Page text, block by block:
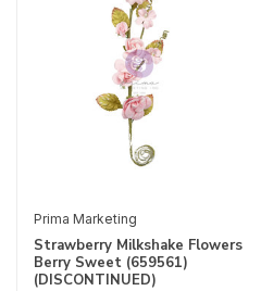
Prima Marketing
Strawberry Milkshake Flowers
Berry Sweet (659561)
(DISCONTINUED)